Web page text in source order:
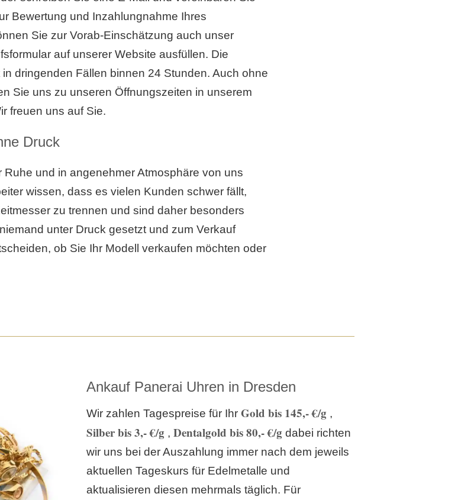
Bewertung und Inzahlungnahme Ihres
Sie zur Vorab-Einschätzung auch unser
auf unserer Website ausfüllen. Die
dringenden Fällen binnen 24 Stunden. Auch ohne
Sie uns zu unseren Öffnungszeiten in unserem
freuen uns auf Sie.
Druck
Ruhe und in angenehmer Atmosphäre von uns
wissen, dass es vielen Kunden schwer fällt,
zu trennen und sind daher besonders
unter Druck gesetzt und zum Verkauf
ob Sie Ihr Modell verkaufen möchten oder
Ankauf Panerai Uhren in Dresden
Wir zahlen Tagespreise für Ihr Gold bis 145,- €/g,
Silber bis 3,- €/g, Dentalgold bis 80,- €/gdabei richten
wir uns bei der Auszahlung immer nach dem jeweils
aktuellen Tageskurs für Edelmetalle und
aktualisieren diesen mehrmals täglich. Für